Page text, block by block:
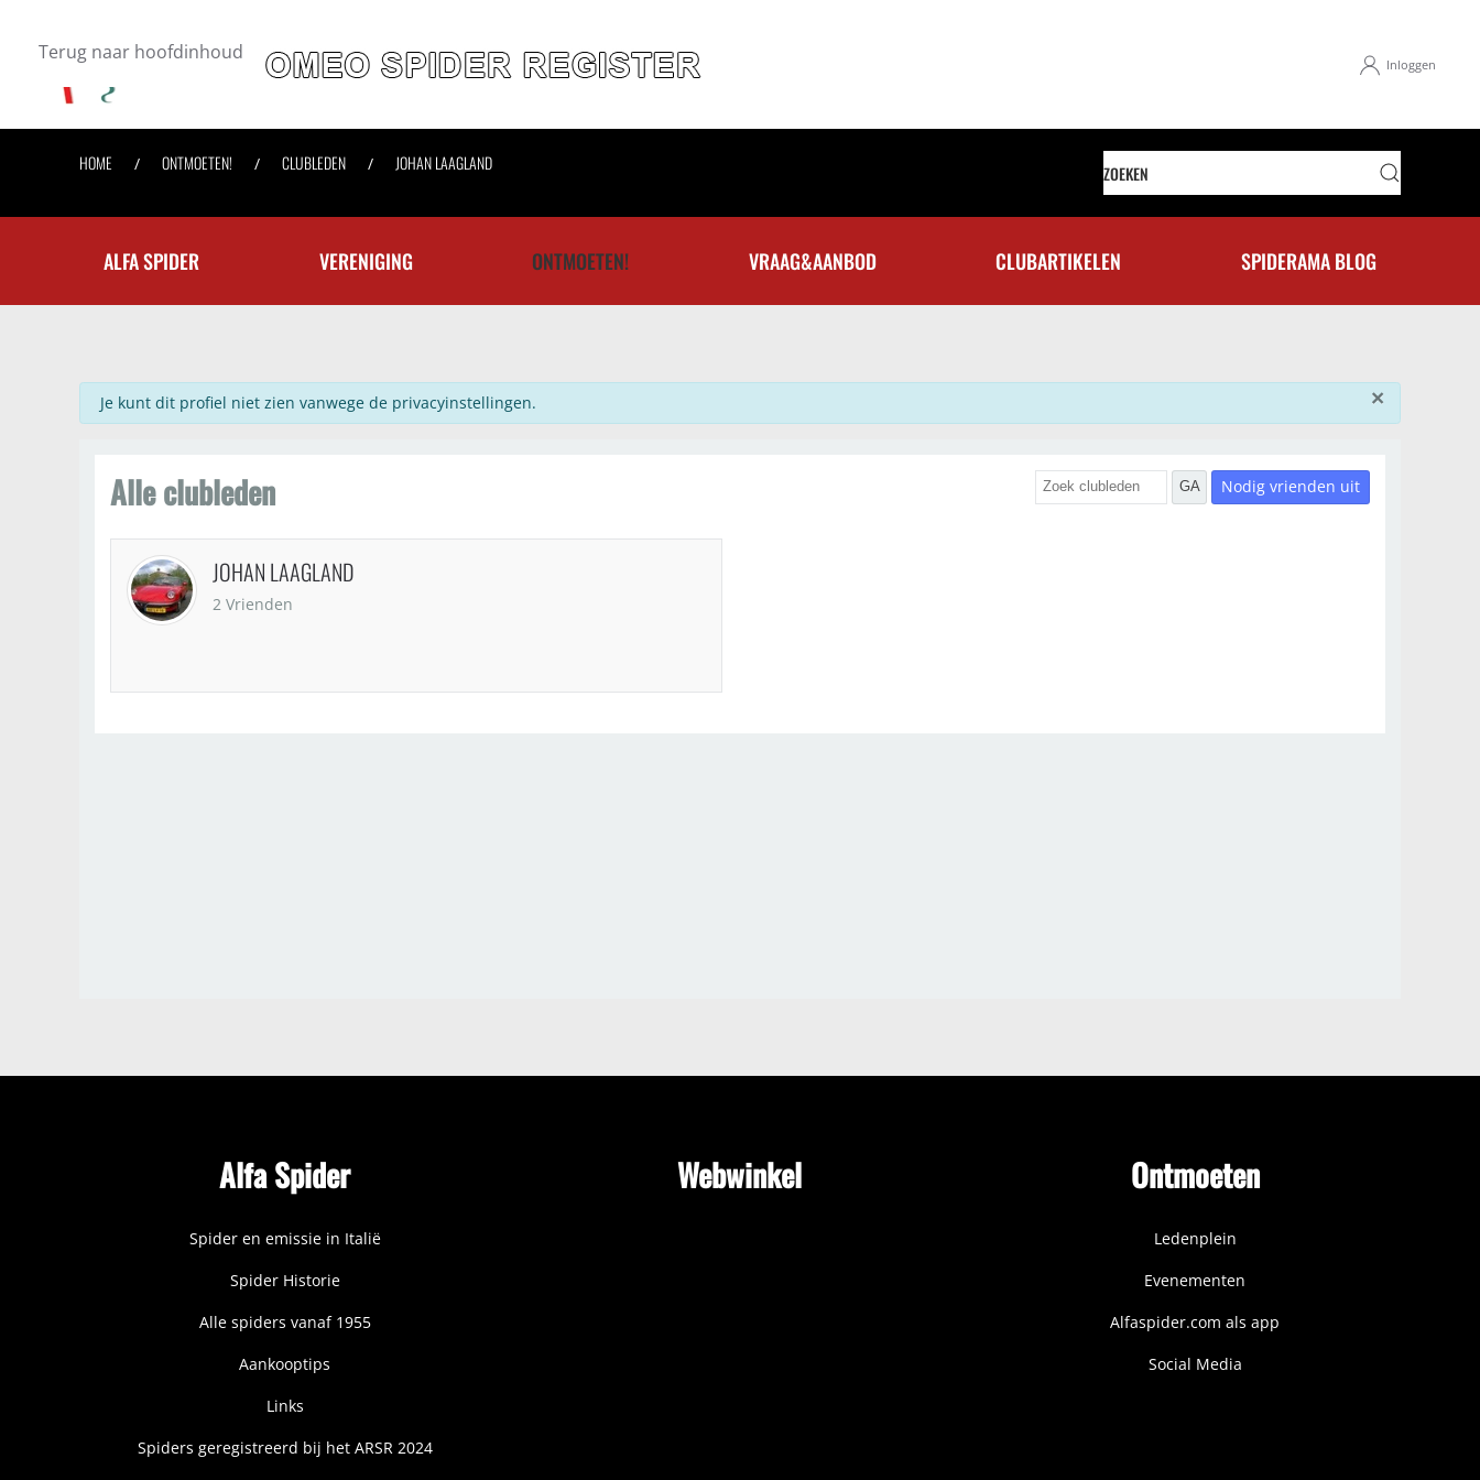
Terug naar hoofdinhoud
Inloggen
HOME ONTMOETEN! CLUBLEDEN JOHAN LAAGLAND
ALFA SPIDER VERENIGING ONTMOETEN! VRAAG&AANBOD CLUBARTIKELEN SPIDERAMA BLOG
×
info
Je kunt dit profiel niet zien vanwege de privacyinstellingen.
Alle clubleden GA Nodig vrienden uit
JOHAN LAAGLAND
2 Vrienden
Alfa Spider
Spider en emissie in Italië
Spider Historie
Alle spiders vanaf 1955
Aankooptips
Links
Spiders geregistreerd bij het ARSR 2024
Webwinkel Ontmoeten
Ledenplein
Evenementen
Alfaspider.com als app
Social Media